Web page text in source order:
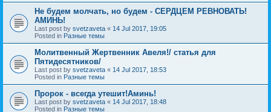
Не будем молчать, но будем - СЕРДЦЕМ РЕВНОВАТЬ!
АМИНЬ!
Last post by svetzaveta « 14 Jul 2017, 19:05
Posted in Разные темы
Молитвенный Жертвенник Авеля!/ статья для
Пятидесятников/
Last post by svetzaveta « 14 Jul 2017, 18:53
Posted in Разные темы
Пророк - всегда утешит!Аминь!
Last post by svetzaveta « 14 Jul 2017, 18:48
Posted in Разные темы